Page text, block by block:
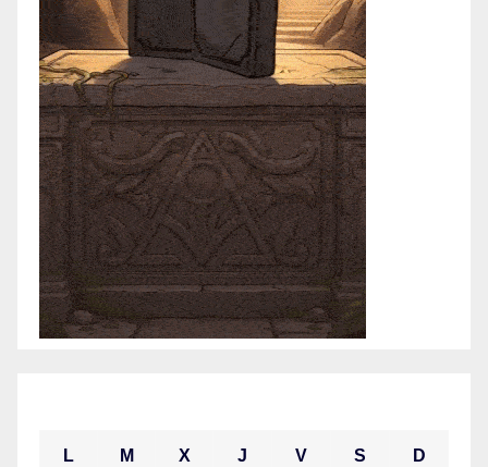
L M X J V S D